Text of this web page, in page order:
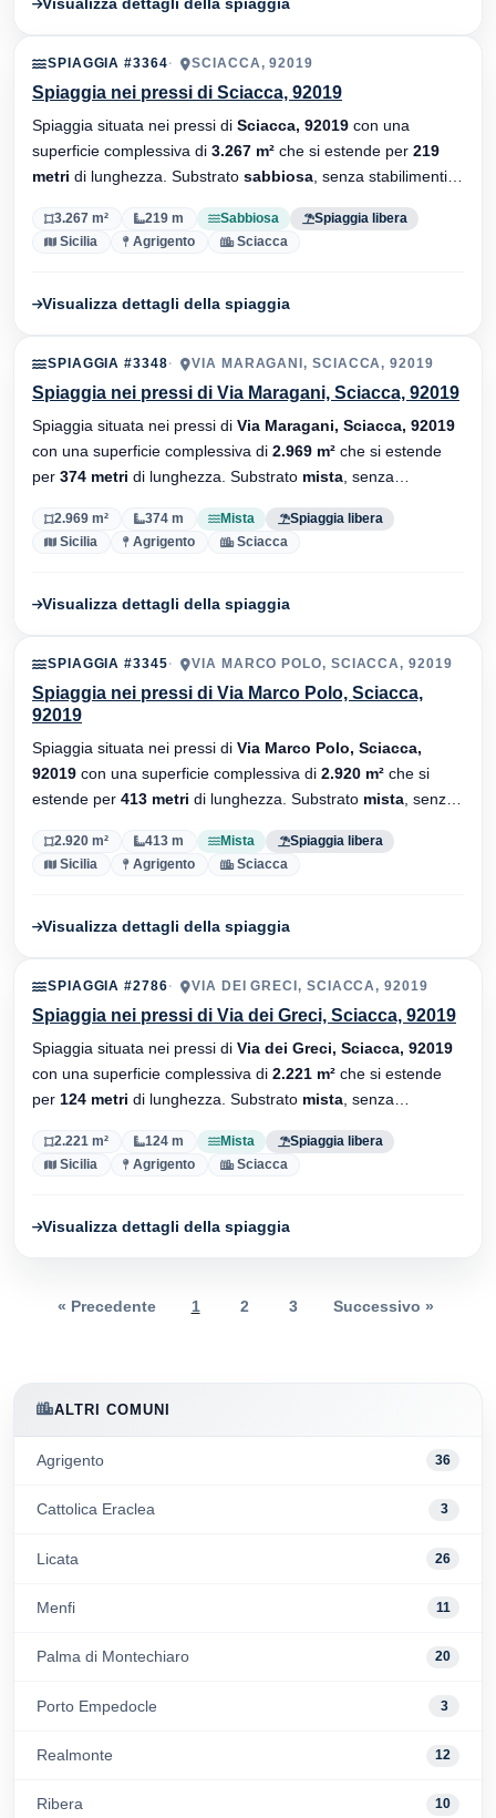
ALTRI COMUNI
Agrigento 36
Cattolica Eraclea 3
Licata 26
Menfi 11
Palma di Montechiaro 20
Porto Empedocle 3
Realmonte 12
Ribera 10
SPIAGGIA #3364 SCIACCA, 92019
Spiaggia nei pressi di Sciacca, 92019
Spiaggia situata nei pressi di Sciacca, 92019 con una
superficie complessiva di 3.267 m² che si estende per 219
metri di lunghezza. Substrato sabbiosa , senza stabilimenti
3.267 m² 219 m Sabbiosa
Spiaggia libera
Sicilia
Agrigento Sciacca
Visualizza dettagli della spiaggia
SPIAGGIA #3348 VIA MARAGANI, SCIACCA, 92019
Spiaggia nei pressi di Via Maragani, Sciacca, 92019
Spiaggia situata nei pressi di Via Maragani, Sciacca, 92019
con una superficie complessiva di 2.969 m² che si estende
per 374 metri di lunghezza. Substrato mista , senza
2.969 m² 374 m Mista
Spiaggia libera
Sicilia
Agrigento Sciacca
Visualizza dettagli della spiaggia
SPIAGGIA #3345 VIA MARCO POLO, SCIACCA, 92019
Spiaggia nei pressi di Via Marco Polo, Sciacca,
92019
Spiaggia situata nei pressi di Via Marco Polo, Sciacca,
92019 con una superficie complessiva di 2.920 m² che si
estende per 413 metri di lunghezza. Substrato mista , senza
2.920 m² 413 m Mista
Spiaggia libera
Sicilia
Agrigento Sciacca
Visualizza dettagli della spiaggia
SPIAGGIA #2786 VIA DEI GRECI, SCIACCA, 92019
Spiaggia nei pressi di Via dei Greci, Sciacca, 92019
Spiaggia situata nei pressi di Via dei Greci, Sciacca, 92019
con una superficie complessiva di 2.221 m² che si estende
per 124 metri di lunghezza. Substrato mista , senza
2.221 m² 124 m Mista
Spiaggia libera
Sicilia
Agrigento Sciacca
Visualizza dettagli della spiaggia
« Precedente 1 2 3 Successivo »